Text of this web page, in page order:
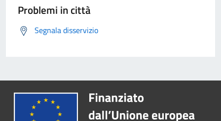
Problemi in città
Segnala disservizio